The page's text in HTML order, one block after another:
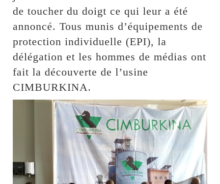
de toucher du doigt ce qui leur a été
annoncé. Tous munis d’équipements de
protection individuelle (EPI), la
délégation et les hommes de médias ont
fait la découverte de l’usine
CIMBURKINA.